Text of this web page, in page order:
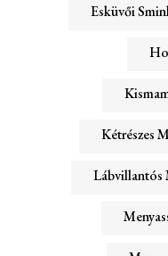
Esküvői
Kétrészes
Lábvillantós